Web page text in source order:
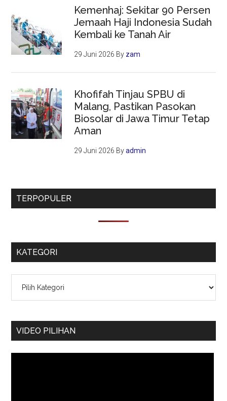
Kemenhaj: Sekitar 90 Persen
Jemaah Haji Indonesia Sudah
Kembali ke Tanah Air
29 Juni 2026 By zam
Khofifah Tinjau SPBU di
Malang, Pastikan Pasokan
Biosolar di Jawa Timur Tetap
Aman
29 Juni 2026 Byadmin
TERPOPULER
KATEGORI
VIDEO PILIHAN